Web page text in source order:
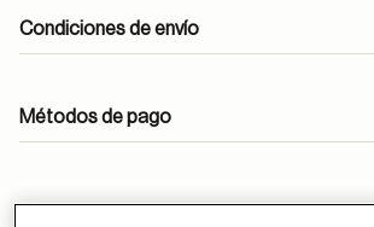
Condiciones de envío
Métodos de pago